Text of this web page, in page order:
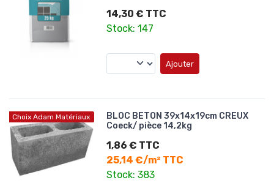
14,30 € TTC
Stock: 147
Ajouter
Choix Adam Matériaux
BLOC BETON 39x14x19cm CREUX
Coeck/ pièce 14,2kg
1,86 € TTC
25,14 €/m² TTC
Stock: 383